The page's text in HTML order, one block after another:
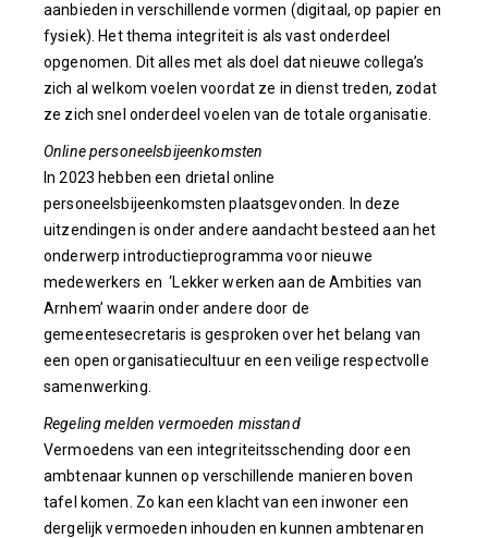
aanbieden in verschillende vormen (digitaal, op papier en
fysiek). Het thema integriteit is als vast onderdeel
opgenomen. Dit alles met als doel dat nieuwe collega’s
zich al welkom voelen voordat ze in dienst treden, zodat
ze zich snel onderdeel voelen van de totale organisatie.
Online personeelsbijeenkomsten
In 2023 hebben een drietal online
personeelsbijeenkomsten plaatsgevonden. In deze
uitzendingen is onder andere aandacht besteed aan het
onderwerp introductieprogramma voor nieuwe
medewerkers en ‘Lekker werken aan de Ambities van
Arnhem’ waarin onder andere door de
gemeentesecretaris is gesproken over het belang van
een open organisatiecultuur en een veilige respectvolle
samenwerking.
Regeling melden vermoeden misstand
Vermoedens van een integriteitsschending door een
ambtenaar kunnen op verschillende manieren boven
tafel komen. Zo kan een klacht van een inwoner een
dergelijk vermoeden inhouden en kunnen ambtenaren